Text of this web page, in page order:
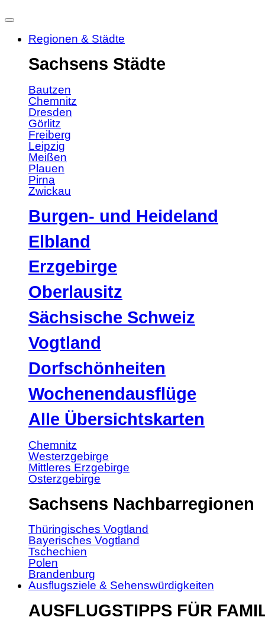
Regionen & Städte
Sachsens Städte
Bautzen
Chemnitz
Dresden
Görlitz
Freiberg
Leipzig
Meißen
Plauen
Pirna
Zwickau
Burgen- und Heideland
Elbland
Erzgebirge
Oberlausitz
Sächsische Schweiz
Vogtland
Dorfschönheiten
Wochenendausflüge
Alle Übersichtskarten
Chemnitz
Westerzgebirge
Mittleres Erzgebirge
Osterzgebirge
Sachsens Nachbarregionen
Thüringisches Vogtland
Bayerisches Vogtland
Tschechien
Polen
Brandenburg
Ausflugsziele & Sehenswürdigkeiten
AUSFLUGSTIPPS FÜR